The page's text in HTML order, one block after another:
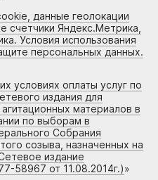
данные геолокации
счетчики Яндекс.Метрика,
Условия использования
персональных данных.
условиях оплаты услуг по
издания для
материалов в
по выборам в
Собрания
созыва, назначенных на
издание
58967 от 11.08.2014г.)»